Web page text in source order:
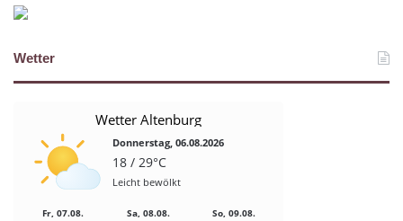
Wetter
Wetter Altenburg
Donnerstag, 06.08.2026
18 / 29°C
Leicht bewölkt
Fr, 07.08. Sa, 08.08. So, 09.08.